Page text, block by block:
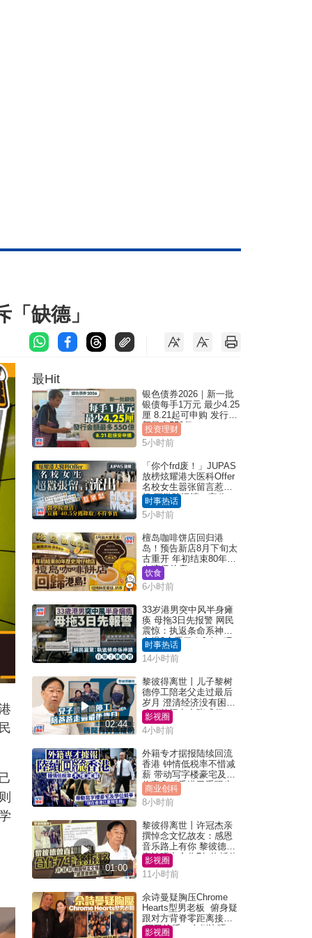
缺德」
最Hit
银色债券2026｜新一批
银债每手1万元 最少4.25
厘 8.21起可申购 发行金
额最多550亿
投资理财
5小时前
「你个frd废！」JUPAS
放榜炫耀港大医科Offer
名校女生嚣张留言惹众
怒 医学院澄清：宣称
「40.5分获录取」不符事
实｜Juicy叮
时事热话
5小时前
檀岛咖啡饼店回归港
岛！预告新店8月下旬太
古重开 年初结束80年历
史湾仔总店
饮食
6小时前
33岁港男突中风半身瘫
痪 母拖3日先报警 网民
震惊：执返条命系神迹
自爆2个恶习｜Juicy叮
时事热话
14小时前
02:44
黎彼得离世丨儿子黎树
德停工陪老父走过最后
岁月 澄清经济没有困
难：传闻有夸张成份
影视圈
4小时前
外籍专才据报陆续回流
香港 钟情低税率不惜减
薪 带动写字楼豪宅及学
位竞争「香港已重现生
机」
商业创科
8小时前
01:00
黎彼得离世丨许冠杰亲
撰悼念文忆故友：感恩
音乐路上有你 黎彼德曾
直认唔夹合作7年终拆伙
影视圈
11小时前
佘诗曼疑胸压Chrome
Hearts型男老板 俯身疑
跟对方背脊零距离接触
网民惊呼：企侧边唔
影视圈